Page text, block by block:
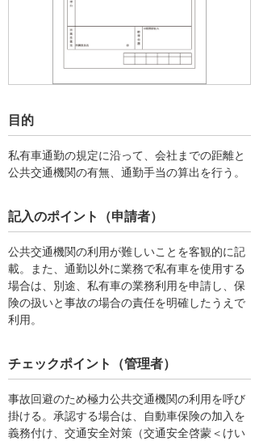
目的
私有車通勤の規定に沿って、会社までの距離と
公共交通機関の有無、通勤手当の算出を行う。
記入のポイント（申請者）
公共交通機関の利用が難しいことを客観的に記
載。また、通勤以外に業務で私有車を使用する
場合は、別途、私有車の業務利用を申請し、保
険の扱いと事故の場合の責任を明確したうえで
利用。
チェックポイント（管理者）
事故回避のため極力公共交通機関の利用を呼び
掛ける。承認する場合は、自動車保険の加入を
義務付け、交通安全対策（交通安全啓蒙＜けい